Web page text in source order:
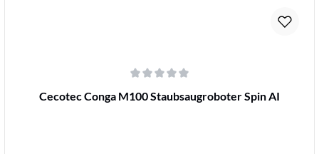
Durchschnittliche Bewertung von 0 von 5 Sternen
Cecotec Conga M100 Staubsaugroboter Spin AI